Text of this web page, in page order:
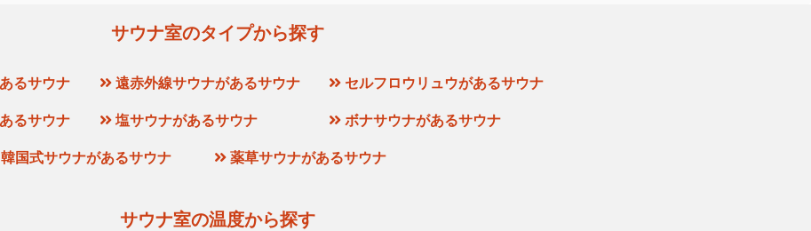
サウナ室のタイプから探す
るサウナ 遠赤外線サウナがあるサウナ セルフロウリュウがあるサウナ
るサウナ 塩サウナがあるサウナ ボナサウナがあるサウナ
韓国式サウナがあるサウナ 薬草サウナがあるサウナ
サウナ室の温度から探す